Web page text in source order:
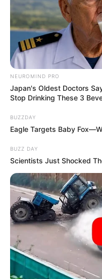
feladat. Most még az
tart, és ilyenkor a
stílusnak és a
van.
De az már most
elfoglalta a házelnöki
volt szükségük.
NEUROMIND PRO
Japan's Oldest Doctors
Stop Drinking These 3
BUZZDAY
Eagle Targets Baby
BUZZ DAY
Scientists Just Shocked